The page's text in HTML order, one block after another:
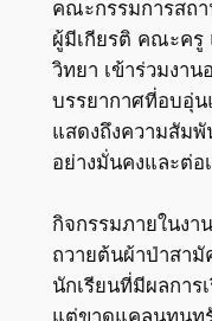
คณะกรรมการสถ
ผู้มีเกียรติ คณะครู
วิทยา เข้าร่วมงาน
บรรยากาศที่อบอุ่
แสดงถึงความสัมพั
อย่างมั่นคงและต่อ
กิจกรรมภายในง
ถวายต้นผ้าป่าสา
นักเรียนที่มีผลการ
แต่ขาดแคลนทุนท